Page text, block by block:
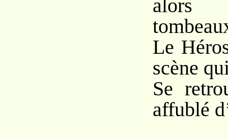
alors
Le
scène
Se
affublé